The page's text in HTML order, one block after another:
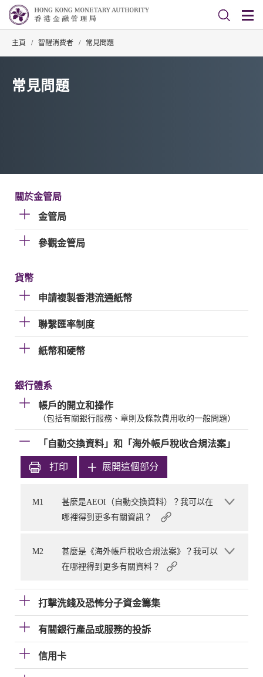
主頁 / 智醒消費者 / 常見問題
常見問題
關於金管局
金管局
參觀金管局
貨幣
申請複製香港流通紙幣
聯繫匯率制度
紙幣和硬幣
銀行體系
帳戶的開立和操作
（包括有關銀行服務、章則及條款費用收的一般問題）
「自動交換資料」和「海外帳戶稅收合規法案」
打印 展開這個部分
M1
甚麼是AEOI（自動交換資料）？我可以在
哪裡得到更多有關資訊？
M2
甚麼是《海外帳戶稅收合規法案》？我可以
在哪裡得到更多有關資料？
打擊洗錢及恐怖分子資金籌集
有關銀行產品或服務的投訴
信用卡